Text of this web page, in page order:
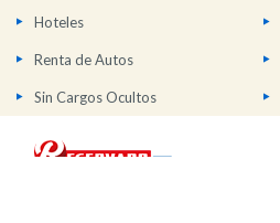
Hoteles
Renta de Autos
Sin Cargos Ocultos